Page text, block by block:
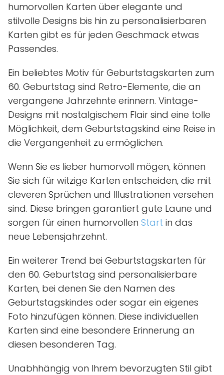
humorvollen Karten über elegante und
stilvolle Designs bis hin zu personalisierbaren
Karten gibt es für jeden Geschmack etwas
Passendes.
Ein beliebtes Motiv für Geburtstagskarten zum
60. Geburtstag sind Retro-Elemente, die an
vergangene Jahrzehnte erinnern. Vintage-
Designs mit nostalgischem Flair sind eine tolle
Möglichkeit, dem Geburtstagskind eine Reise in
die Vergangenheit zu ermöglichen.
Wenn Sie es lieber humorvoll mögen, können
Sie sich für witzige Karten entscheiden, die mit
cleveren Sprüchen und Illustrationen versehen
sind. Diese bringen garantiert gute Laune und
sorgen für einen humorvollen Start in das
neue Lebensjahrzehnt.
Ein weiterer Trend bei Geburtstagskarten für
den 60. Geburtstag sind personalisierbare
Karten, bei denen Sie den Namen des
Geburtstagskindes oder sogar ein eigenes
Foto hinzufügen können. Diese individuellen
Karten sind eine besondere Erinnerung an
diesen besonderen Tag.
Unabhhängig von Ihrem bevorzugten Stil gibt